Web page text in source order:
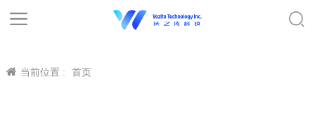
当前位置 : 首页